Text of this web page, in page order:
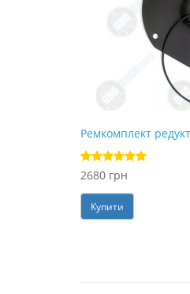
Ремкомплект
2680 грн
Купити